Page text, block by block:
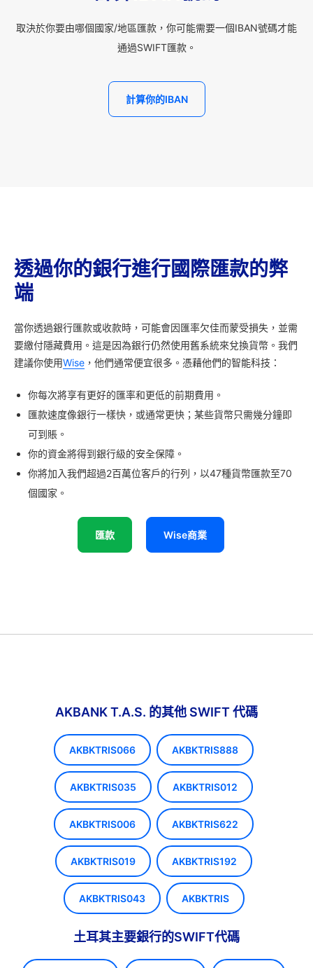
取決於你要由哪個國家/地區匯款，你可能需要一個IBAN號碼才能
通過SWIFT匯款。
計算你的IBAN
透過你的銀行進行國際匯款的弊
端
當你透過銀行匯款或收款時，可能會因匯率欠佳而蒙受損失，並需
要繳付隱藏費用。這是因為銀行仍然使用舊系統來兌換貨幣。我們
建議你使用Wise ，他們通常便宜很多。憑藉他們的智能科技：
你每次將享有更好的匯率和更低的前期費用。
匯款速度像銀行一樣快，或通常更快；某些貨幣只需幾分鐘即
可到賬。
你的資金將得到銀行級的安全保障。
你將加入我們超過2百萬位客戶的行列，以47種貨幣匯款至70
個國家。
匯款 Wise商業
AKBANK T.A.S. 的其他 SWIFT 代碼
AKBKTRIS066 AKBKTRIS888
AKBKTRIS035 AKBKTRIS012
AKBKTRIS006 AKBKTRIS622
AKBKTRIS019 AKBKTRIS192
AKBKTRIS043 AKBKTRIS
土耳其主要銀行的SWIFT代碼